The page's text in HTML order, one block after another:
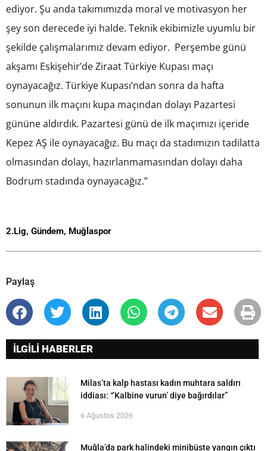
ediyor. Şu anda takımımızda moral ve motivasyon her
şey son derecede iyi halde. Teknik ekibimizle uyumlu bir
şekilde çalışmalarımız devam ediyor. Perşembe günü
akşamı Eskişehir’de Ziraat Türkiye Kupası maçı
oynayacağız. Türkiye Kupası’ndan sonra da hafta
sonunun ilk maçını kupa maçından dolayı Pazartesi
gününe aldırdık. Pazartesi günü de ilk maçımızı içeride
Kepez AŞ ile oynayacağız. Bu maçı da stadımızın tadilatta
olmasından dolayı, hazırlanmamasından dolayı daha
Bodrum stadında oynayacağız.”
2.Lig, Gündem, Muğlaspor
Paylaş
İLGİLİ HABERLER
Milas’ta kalp hastası kadın muhtara saldırı
iddiası: “’Kalbine vurun’ diye bağırdılar”
6 Ağustos 2026
Muğla’da park halindeki minibüste yangın çıktı